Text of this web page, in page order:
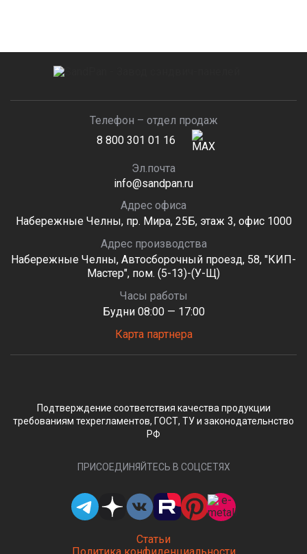
Телефон – отдел продаж
8 800 301 01 16
Эл.почта
info@sandpan.ru
Адрес офиса
Набережные Челны, пр. Мира, 25Б, этаж 3, офис 1000
Адрес производства
Набережные Челны, Автосборочный проезд, 58, "КИП-
Мастер", пом. (5-13)-(У-Щ)
Часы работы
Будни 08:00 — 17:00
Карта партнера
Подтверждение соответствия качества продукции
требованиям техрегламентов, ГОСТ, ТУ и законодательнство
РФ
ПРИСОЕДИНЯЙТЕСЬ В СОЦСЕТЯХ
Статьи